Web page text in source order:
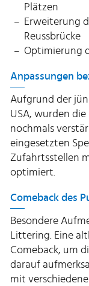
Plätzen
Erweiterung
Reussbrücke
Optimierung
Anpassungen
Aufgrund der
USA, wurden
nochmals
eingesetzten
Zufahrtsstellen
optimiert.
Comeback des
Besondere
Littering. Eine
Comeback, um
darauf
mit